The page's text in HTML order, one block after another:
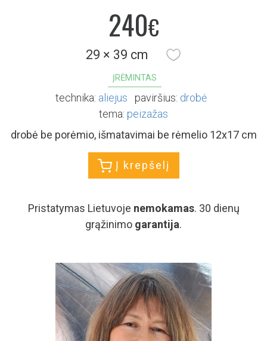
240€
29 × 39 cm
ĮRĖMINTAS
technika: aliejus paviršius: drobė
tema: peizažas
drobė be porėmio, išmatavimai be rėmelio 12x17 cm
Į krepšelį
Pristatymas Lietuvoje nemokamas. 30 dienų
grąžinimo garantija.